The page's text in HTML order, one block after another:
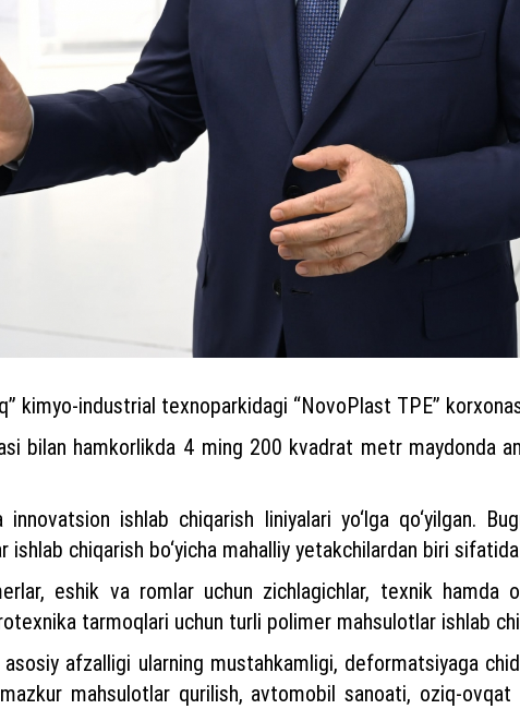
kimyo-industrial texnoparkidagi “NovoPlast TPE”
bilan hamkorlikda 4 ming 200 kvadrat metr maydonda
ishlab chiqarish liniyalari yo‘lga qo‘yilgan.
ishlab chiqarish bo‘yicha mahalliy yetakchilardan biri
eshik va romlar uchun zichlagichlar, texnik hamda
tarmoqlari uchun turli polimer mahsulotlar ishlab
afzalligi ularning mustahkamligi, deformatsiyaga
mahsulotlar qurilish, avtomobil sanoati, oziq-